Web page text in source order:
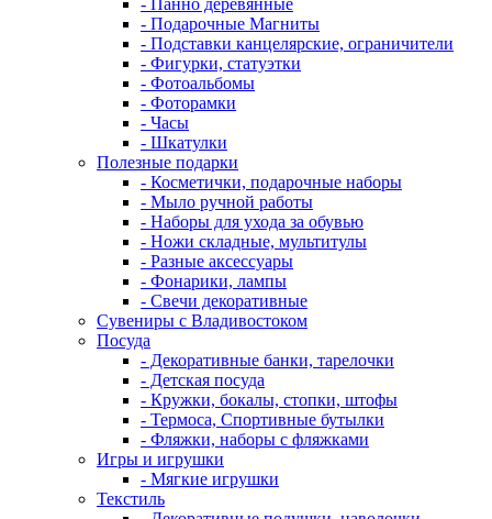
- Панно деревянные
- Подарочные Магниты
- Подставки канцелярские, ограничители
- Фигурки, статуэтки
- Фотоальбомы
- Фоторамки
- Часы
- Шкатулки
Полезные подарки
- Косметички, подарочные наборы
- Мыло ручной работы
- Наборы для ухода за обувью
- Ножи складные, мультитулы
- Разные аксессуары
- Фонарики, лампы
- Свечи декоративные
Сувениры с Владивостоком
Посуда
- Декоративные банки, тарелочки
- Детская посуда
- Кружки, бокалы, стопки, штофы
- Термоса, Спортивные бутылки
- Фляжки, наборы с фляжками
Игры и игрушки
- Мягкие игрушки
Текстиль